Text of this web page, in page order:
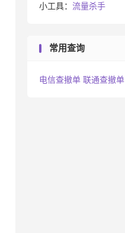
小工具： 流量杀手
常用查询
电信查撤单 联通查撤单